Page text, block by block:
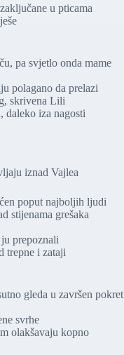
u pticama
pa svjetlo onda mame
polagano da prelazi
skrivena Lili
daleko iza nagosti
iznad Vajlea
poput najboljih ljudi
stijenama grešaka
prepoznali
trepne i zataji
gleda u završen pokret
svrhe
olakšavaju kopno